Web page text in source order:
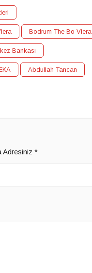
Bodrum The Bo Viera
Bankası
Abdullah Tancan
Adresiniz *